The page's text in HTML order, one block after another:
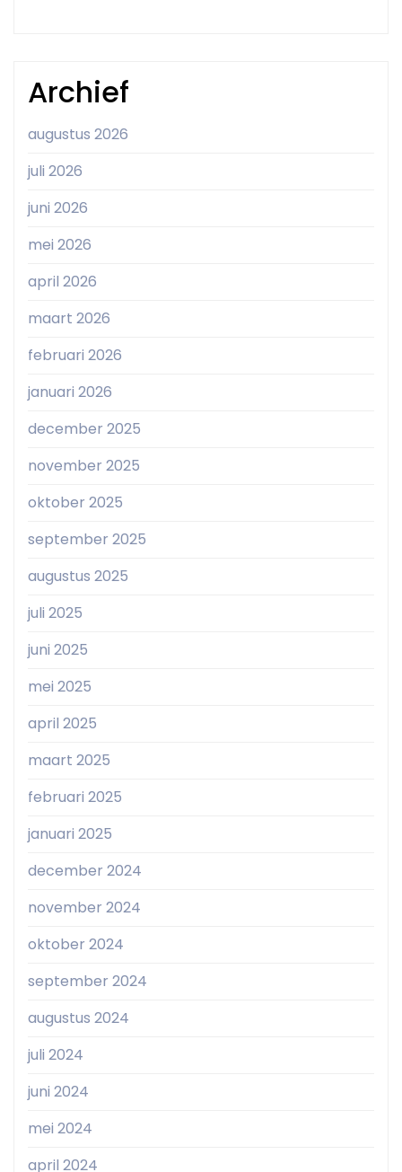
Archief
augustus 2026
juli 2026
juni 2026
mei 2026
april 2026
maart 2026
februari 2026
januari 2026
december 2025
november 2025
oktober 2025
september 2025
augustus 2025
juli 2025
juni 2025
mei 2025
april 2025
maart 2025
februari 2025
januari 2025
december 2024
november 2024
oktober 2024
september 2024
augustus 2024
juli 2024
juni 2024
mei 2024
april 2024